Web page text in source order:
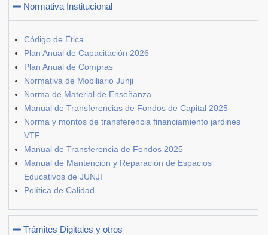
Normativa Institucional
Código de Ética
Plan Anual de Capacitación 2026
Plan Anual de Compras
Normativa de Mobiliario Junji
Norma de Material de Enseñanza
Manual de Transferencias de Fondos de Capital 2025
Norma y montos de transferencia financiamiento jardines
VTF
Manual de Transferencia de Fondos 2025
Manual de Mantención y Reparación de Espacios
Educativos de JUNJI
Política de Calidad
Trámites Digitales y otros